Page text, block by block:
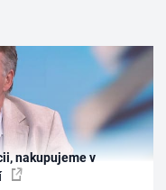
nakupujeme v